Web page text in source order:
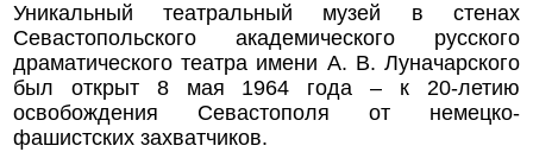
Уникальный театральный музей в стенах
Севастопольского академического русского
драматического театра имени А. В. Луначарского
был открыт 8 мая 1964 года – к 20-летию
освобождения Севастополя от немецко-
фашистских захватчиков.